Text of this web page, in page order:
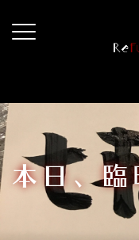
ン
へ
ス
キ
ッ 本日、臨